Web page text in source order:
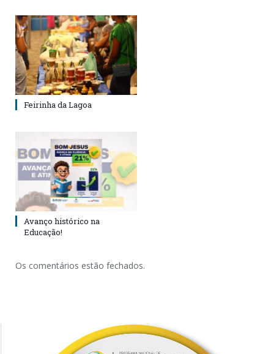
Feirinha da Lagoa
Avanço histórico na
Educação!
Os comentários estão fechados.